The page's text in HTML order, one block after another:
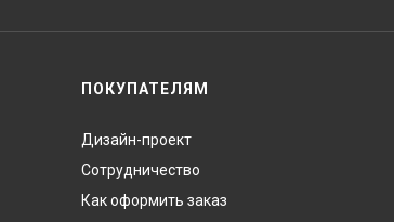
ПОКУПАТЕЛЯМ
Дизайн-проект
Сотрудничество
Как оформить заказ